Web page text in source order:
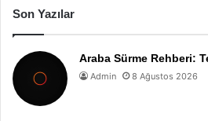
Son Yazılar
Araba Sürme Rehberi:
Admin 8 Ağustos 2026